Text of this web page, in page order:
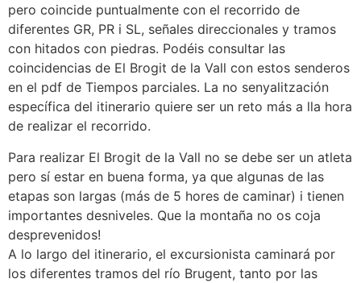
pero coincide puntualmente con el recorrido de
diferentes GR, PR i SL, señales direccionales y tramos
con hitados con piedras. Podéis consultar las
coincidencias de El Brogit de la Vall con estos senderos
en el pdf de Tiempos parciales. La no senyalitzación
específica del itinerario quiere ser un reto más a lla hora
de realizar el recorrido.
Para realizar El Brogit de la Vall no se debe ser un atleta
pero sí estar en buena forma, ya que algunas de las
etapas son largas (más de 5 hores de caminar) i tienen
importantes desniveles. Que la montaña no os coja
desprevenidos!
A lo largo del itinerario, el excursionista caminará por
los diferentes tramos del río Brugent, tanto por las